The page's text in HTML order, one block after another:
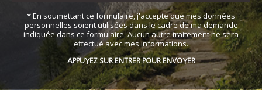
* En soumettant ce formulaire, j'accepte que mes données
personnelles soient utilisées dans le cadre de ma demande
indiquée dans ce formulaire. Aucun autre traitement ne sera
effectué avec mes informations.
APPUYEZ SUR ENTRER POUR ENVOYER